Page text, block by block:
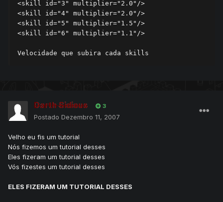
<skill id="3" multiplier="2.0"/>
<skill id="4" multiplier="2.0"/>
<skill id="5" multiplier="1.5"/>
<skill id="6" multiplier="1.1"/>
Velocidade que subira cada skills
Darth Sidious 3
Postado Dezembro 11, 2007
Velho eu fis um tutorial
Nós fizemos um tutorial desses
Eles fizeram um tutorial desses
Vós fizestes um tutorial desses
ELES FIZERAM UM TUTORIAL DESSES